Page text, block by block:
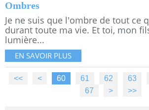
Ombres
Je ne suis que l'ombre de tout ce
durant toute ma vie. Et toi, mon
lumière...
EN SAVOIR PLUS
<< < 10
20
30
40
50
60 61 62 63
67
> >>